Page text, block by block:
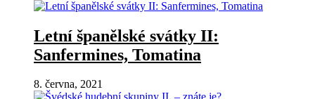
Letní španělské svátky II:
Sanfermines, Tomatina
8. června, 2021